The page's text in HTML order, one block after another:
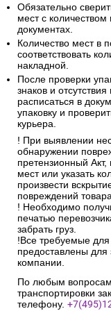
Обязательно
мест с
документах.
Количество мест в
соответствовать
накладной.
После проверки
знаков и
расписаться в
упаковку и
курьера.
! При выявлении
обнаружении
претензионный Акт,
мест или указать
произвести
повреждений
! Необходимо
печатью
забрать груз.
!Все требуемые
предоставлены
компании.
По любым
транспортировки
телефону.